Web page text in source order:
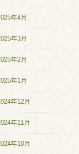
年4月
年3月
年2月
年1月
年12月
年11月
年10月